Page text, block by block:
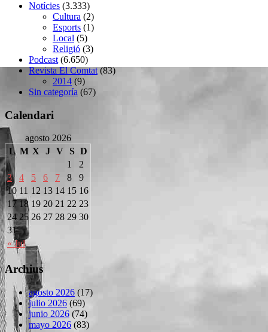
Notícies (3.333)
Cultura (2)
Esports (1)
Local (5)
Religió (3)
Podcast (6.650)
Revista El Comtat(83)
2014 (9)
Sin categoría (67)
Calendari
agosto 2026
L M X J V S D
« Jul
1
2
3
4 5 6 7 8
9
10 11 12 13 14 15 16
17 18 19 20 21 22 23
24 25 26 27 28 29 30
31
Archius
agosto 2026 (17)
julio 2026 (69)
junio 2026 (74)
mayo 2026 (83)